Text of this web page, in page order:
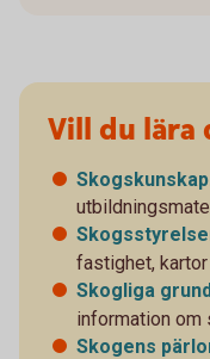
Vill du lära
fastighet,
Skogliga
information om
Skogens